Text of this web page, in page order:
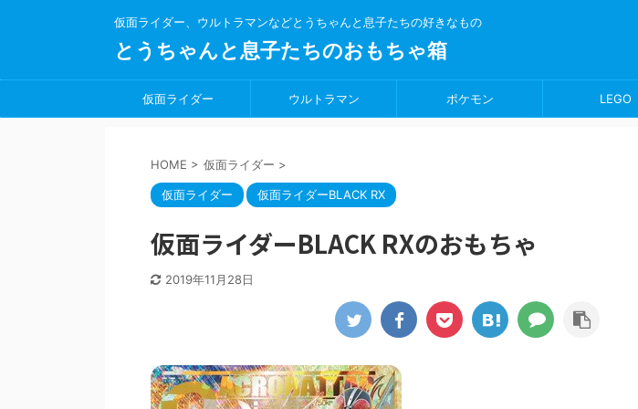
仮面ライダー、ウルトラマンなどとうちゃんと息子たちの好きなもの
とうちゃんと息子たちのおもちゃ箱
仮面ライダー ウルトラマン ポケモン LEGO
HOME > 仮面ライダー >
仮面ライダー 仮面ライダーBLACK RX
仮面ライダーBLACK RXのおもちゃ
2019年11月28日